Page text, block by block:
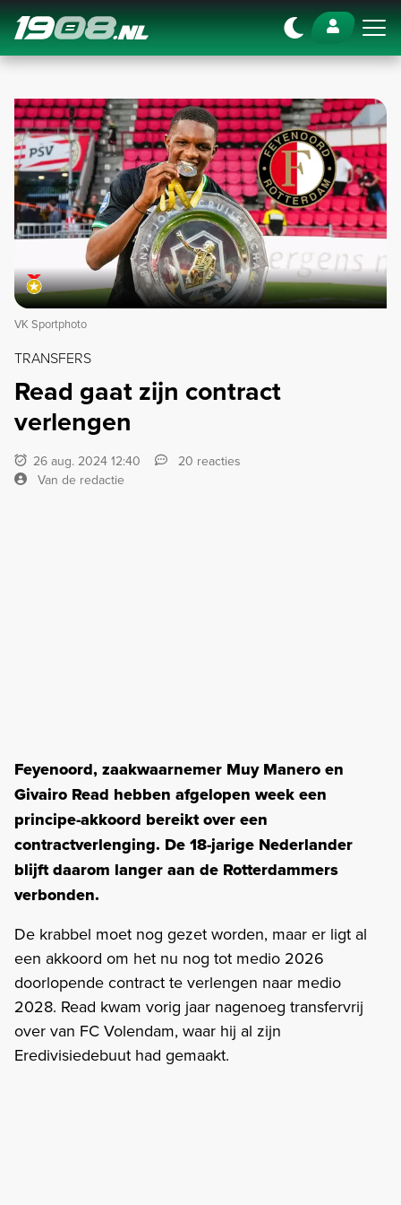
Navigation
VK Sportphoto
TRANSFERS
Read gaat zijn contract
verlengen
26 aug. 2024 12:40
20 reacties
Van de redactie
Feyenoord, zaakwaarnemer Muy Manero en
Givairo Read hebben afgelopen week een
principe-akkoord bereikt over een
contractverlenging. De 18-jarige Nederlander
blijft daarom langer aan de Rotterdammers
verbonden.
De krabbel moet nog gezet worden, maar er ligt al
een akkoord om het nu nog tot medio 2026
doorlopende contract te verlengen naar medio
2028. Read kwam vorig jaar nagenoeg transfervrij
over van FC Volendam, waar hij al zijn
Eredivisiedebuut had gemaakt.